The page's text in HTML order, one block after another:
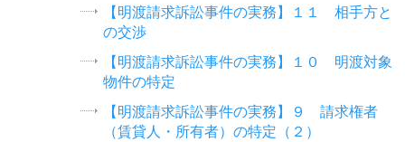
【明渡請求訴訟事件の実務】１１ 相手方と
の交渉
【明渡請求訴訟事件の実務】１０ 明渡対象
物件の特定
【明渡請求訴訟事件の実務】９ 請求権者
（賃貸人・所有者）の特定（２）